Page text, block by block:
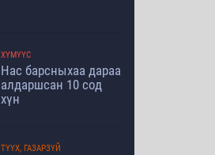
ХҮМҮҮС
Нас барсныхаа дараа
алдаршсан 10 сод
хүн
ТҮҮХ, ГАЗАРЗҮЙ